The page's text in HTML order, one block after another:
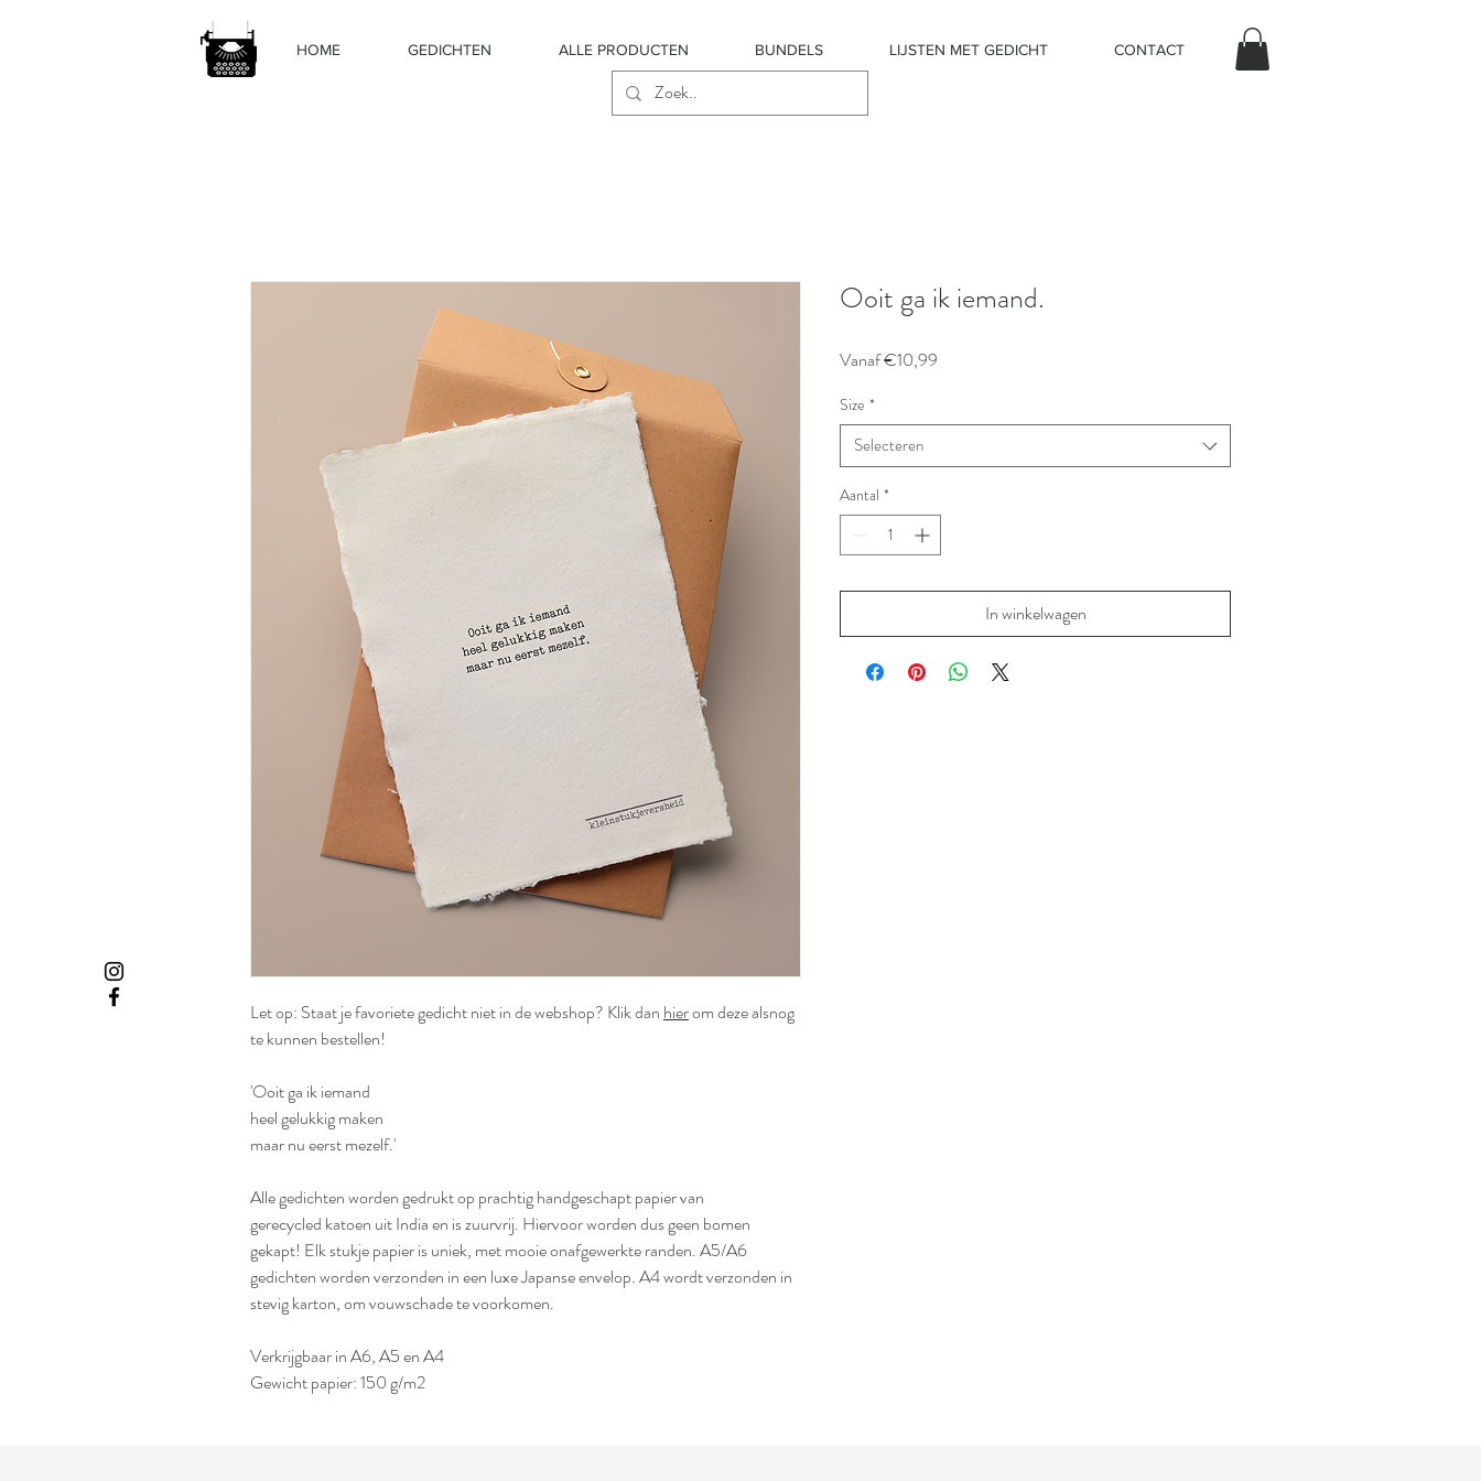
HOME GEDICHTEN ALLE PRODUCTEN BUNDELS LIJSTEN MET GEDICHT CONTACT
Let op: Staat je favoriete gedicht niet in de webshop? Klik dan hierom deze alsnog
te kunnen bestellen!
'Ooit ga ik iemand
heel gelukkig maken
maar nu eerst mezelf.'
Alle gedichten worden gedrukt op prachtig handgeschapt papier van
gerecycled katoen uit India en is zuurvrij. Hiervoor worden dus geen bomen
gekapt! Elk stukje papier is uniek, met mooie onafgewerkte randen. A5/A6
gedichten worden verzonden in een luxe Japanse envelop. A4 wordt verzonden in
stevig karton, om vouwschade te voorkomen.
Verkrijgbaar in A6, A5 en A4
Gewicht papier: 150 g/m2
Ooit ga ik iemand.
Vanaf€10,99
Size *
Selecteren
Aantal *
In winkelwagen